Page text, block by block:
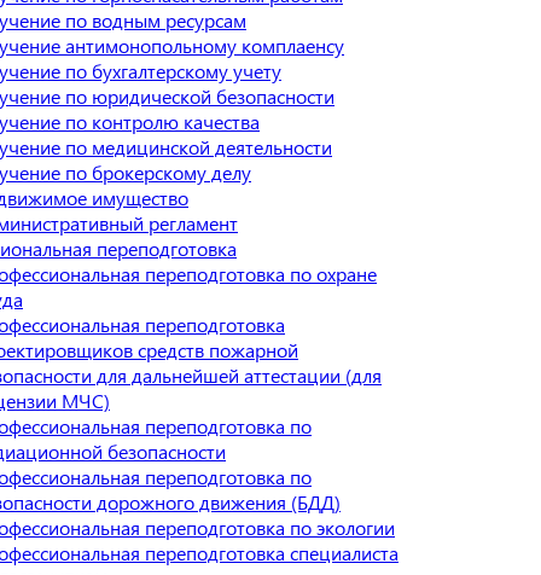
по водным ресурсам
антимонопольному комплаенсу
по бухгалтерскому учету
по юридической безопасности
по контролю качества
по медицинской деятельности
по брокерскому делу
имущество
регламент
переподготовка
переподготовка по охране
переподготовка
средств пожарной
для дальнейшей аттестации (для
МЧС)
переподготовка по
безопасности
переподготовка по
дорожного движения (БДД)
переподготовка по экологии
переподготовка специалиста